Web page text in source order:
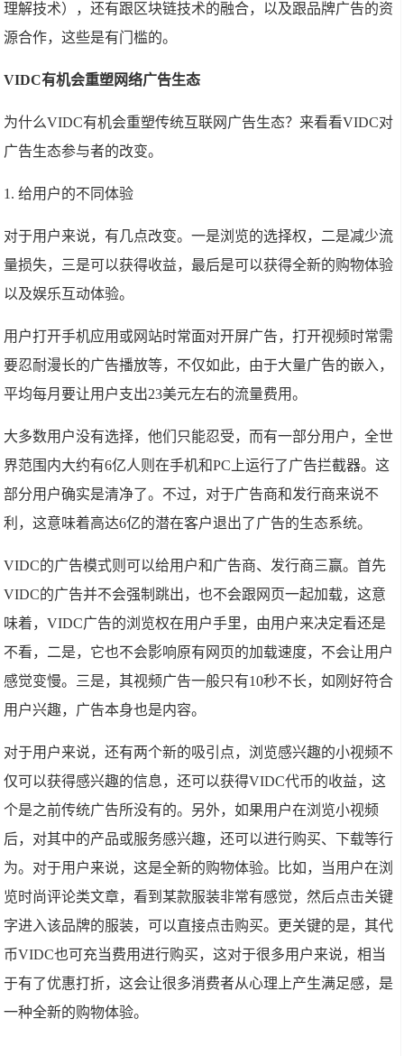
理解技术），还有跟区块链技术的融合，以及跟品牌广告的资
源合作，这些是有门槛的。
VIDC有机会重塑网络广告生态
为什么VIDC有机会重塑传统互联网广告生态？来看看VIDC对
广告生态参与者的改变。
1. 给用户的不同体验
对于用户来说，有几点改变。一是浏览的选择权，二是减少流
量损失，三是可以获得收益，最后是可以获得全新的购物体验
以及娱乐互动体验。
用户打开手机应用或网站时常面对开屏广告，打开视频时常需
要忍耐漫长的广告播放等，不仅如此，由于大量广告的嵌入，
平均每月要让用户支出23美元左右的流量费用。
大多数用户没有选择，他们只能忍受，而有一部分用户，全世
界范围内大约有6亿人则在手机和PC上运行了广告拦截器。这
部分用户确实是清净了。不过，对于广告商和发行商来说不
利，这意味着高达6亿的潜在客户退出了广告的生态系统。
VIDC的广告模式则可以给用户和广告商、发行商三赢。首先
VIDC的广告并不会强制跳出，也不会跟网页一起加载，这意
味着，VIDC广告的浏览权在用户手里，由用户来决定看还是
不看，二是，它也不会影响原有网页的加载速度，不会让用户
感觉变慢。三是，其视频广告一般只有10秒不长，如刚好符合
用户兴趣，广告本身也是内容。
对于用户来说，还有两个新的吸引点，浏览感兴趣的小视频不
仅可以获得感兴趣的信息，还可以获得VIDC代币的收益，这
个是之前传统广告所没有的。另外，如果用户在浏览小视频
后，对其中的产品或服务感兴趣，还可以进行购买、下载等行
为。对于用户来说，这是全新的购物体验。比如，当用户在浏
览时尚评论类文章，看到某款服装非常有感觉，然后点击关键
字进入该品牌的服装，可以直接点击购买。更关键的是，其代
币VIDC也可充当费用进行购买，这对于很多用户来说，相当
于有了优惠打折，这会让很多消费者从心理上产生满足感，是
一种全新的购物体验。